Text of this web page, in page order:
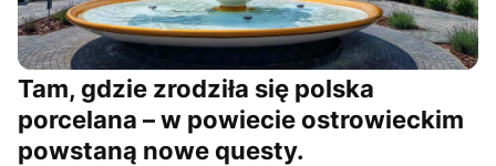
Tam, gdzie zrodziła się polska
porcelana – w powiecie ostrowieckim
powstaną nowe questy.